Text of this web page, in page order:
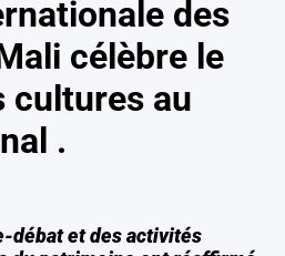
des
célèbre le
cultures au
.
débat et des activités